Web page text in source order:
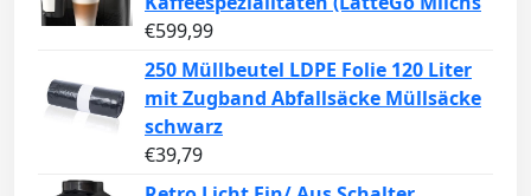
€599,99
250 Müllbeutel LDPE Folie 120 Liter
mit Zugband Abfallsäcke Müllsäcke
schwarz
€39,79